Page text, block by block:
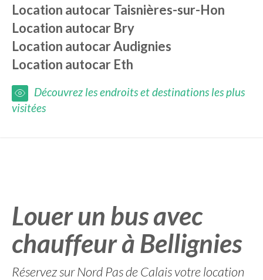
Location autocarTaisnières-sur-Hon
Location autocar Bry
Location autocarAudignies
Location autocar Eth
Découvrez les endroits et destinations les plus
visitées
Louer un bus avec
chauffeur à Bellignies
Réservez sur Nord Pas de Calais votre location